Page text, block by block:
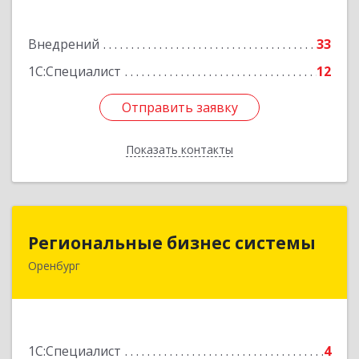
Внедрений
33
1С:Специалист
12
Отправить заявку
Показать контакты
Отправить заявку
Назад
Региональные бизнес системы
Оренбург
1С:Специалист 4
Региональные бизнес системы